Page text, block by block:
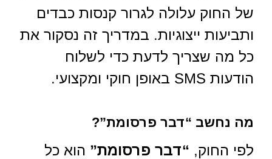
של החוק עלולה לגרור קנסות כבדים
ותביעות ייצוגיות. במדריך זה נסקור את
כל מה שצריך לדעת כדי לשלוח
הודעות SMS באופן חוקי ומקצועי.
מה נחשב “דבר פרסומת”?
לפי החוק, “דבר פרסומת” הוא כל